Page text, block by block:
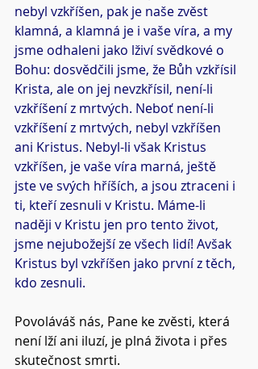
nebyl vzkříšen, pak je naše zvěst
klamná, a klamná je i vaše víra, a my
jsme odhaleni jako lživí svědkové o
Bohu: dosvědčili jsme, že Bůh vzkřísil
Krista, ale on jej nevzkřísil, není-li
vzkříšení z mrtvých. Neboť není-li
vzkříšení z mrtvých, nebyl vzkříšen
ani Kristus. Nebyl-li však Kristus
vzkříšen, je vaše víra marná, ještě
jste ve svých hříších, a jsou ztraceni i
ti, kteří zesnuli v Kristu. Máme-li
naději v Kristu jen pro tento život,
jsme nejubožejší ze všech lidí! Avšak
Kristus byl vzkříšen jako první z těch,
kdo zesnuli.
Povoláváš nás, Pane ke zvěsti, která
není lží ani iluzí, je plná života i přes
skutečnost smrti.